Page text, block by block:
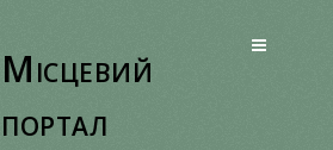
Місцевий
портал